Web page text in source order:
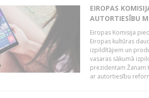
EIROPAS
AUTORTIESĪBU
Eiropas Komisija
Eiropas kultūras
izpildītājiem un
vasaras sākumā
prezidentam Žanam
ar autortiesību